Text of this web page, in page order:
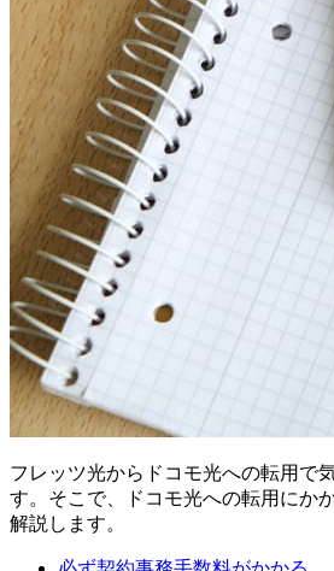
フレッツ光からドコモ光への転用で
す。そこで、ドコモ光への転用にか
解説します。